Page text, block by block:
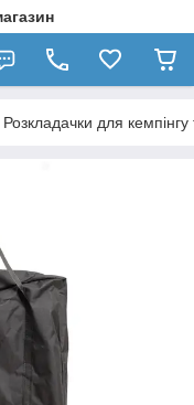
Розкладачки для кемпінгу